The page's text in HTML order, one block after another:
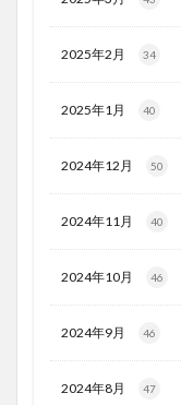
2025年2月 34
2025年1月 40
2024年12月 50
2024年11月 40
2024年10月 46
2024年9月 46
2024年8月 47